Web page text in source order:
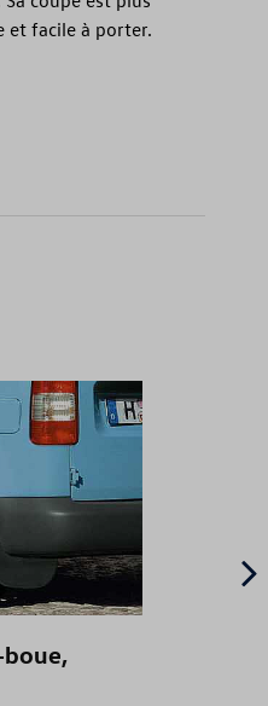
et facile à porter.